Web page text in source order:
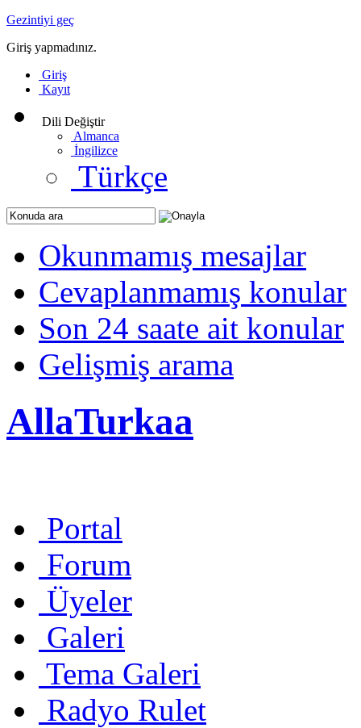
Gezintiyi geç
Giriş yapmadınız.
Giriş
Kayıt
Dili Değiştir
Almanca
İngilizce
Türkçe
Okunmamış mesajlar
Cevaplanmamış konular
Son 24 saate ait konular
Gelişmiş arama
AllaTurkaa
Portal
Forum
Üyeler
Galeri
Tema Galeri
Radyo Rulet